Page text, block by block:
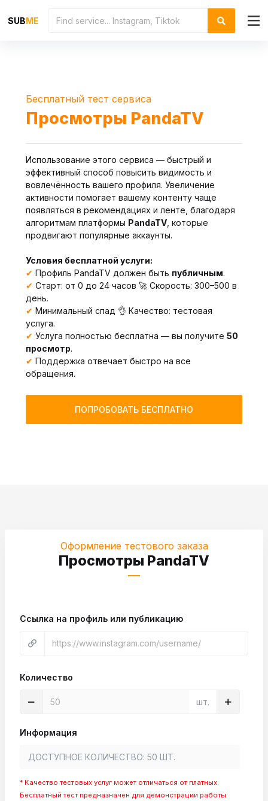
SUBME
Бесплатный тест сервиса
Просмотры PandaTV
Использование этого сервиса — быстрый и
эффективный способ повысить видимость и
вовлечённость вашего профиля. Увеличение
активности помогает вашему контенту чаще
появляться в рекомендациях и ленте, благодаря
алгоритмам платформы PandaTV , которые
продвигают популярные аккаунты.
Условия бесплатной услуги:
✔ Профиль PandaTV должен быть публичным.
✔ Старт: от 0 до 24 часов 🚀 Скорость: 300–500 в
день.
✔ Минимальный спад 👌 Качество: тестовая
услуга.
✔ Услуга полностью бесплатна — вы получите 50
просмотр.
✔ Поддержка отвечает быстро на все
обращения.
ПОПРОБОВАТЬ БЕСПЛАТНО
Оформление тестового заказа
Просмотры PandaTV
Ссылка на профиль или публикацию
Количество
шт.
Информация
* Качество тестовых услуг может отличаться от платных.
Бесплатный тест предназначен для демонстрации работы